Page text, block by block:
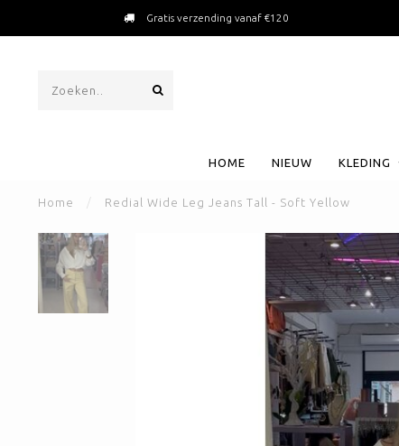
Gratis verzending vanaf €120
HOME NIEUW KLEDING
Home / Redial Wide Leg Jeans Tall - Soft Yellow